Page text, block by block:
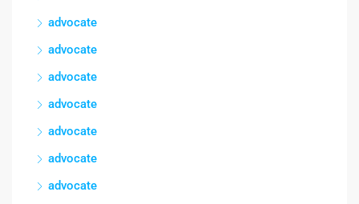
advocate
advocate
advocate
advocate
advocate
advocate
advocate